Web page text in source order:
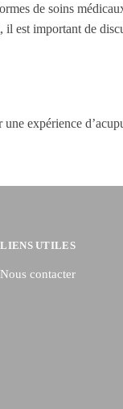
de soins
est important de
expérience
LIENS UTILES
Nous contacter